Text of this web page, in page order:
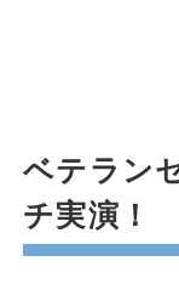
ベテラン
チ実演！